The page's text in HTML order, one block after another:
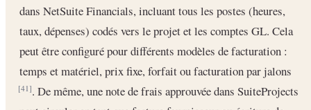
dans NetSuite Financials, incluant tous les postes (heures,
taux, dépenses) codés vers le projet et les comptes GL. Cela
peut être configuré pour différents modèles de facturation :
temps et matériel, prix fixe, forfait ou facturation par jalons
[41]. De même, une note de frais approuvée dans SuiteProjects